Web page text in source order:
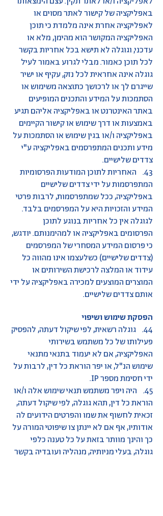
באפליקציה של קישור לאתר מסוים או
לאפליקציה אחרת אינה מלמדת כי תוכן
האפליקציה המקושר הוא מהימן, מלא או
עדכני, וגוגלה לא תישא בכל אחריות בקשר
לכל תוכן כאמור. מבלי לגרוע באמור לעיל
גוגלה אינה אחראית לכל נזק, עקיף או ישיר
שייגרם לך או לרכושך כתוצאה משימוש או
הסתמכות על המידע והתכנים המופיעים
באתר האינטרנט או באפליקציה אליהם תגיע
באמצעות או דרך שימוש או קישור הקיימים
באפליקציה ו/או בגין שימוש או הסתמכות על
מידע ותכנים המתפרסמים באפליקציה ע"י
צדדים שלישיים.
43. האחריות לתוכן המודעות הפרסומיות
המתפרסמות על ידי צדדים שלישיים
באפליקציה, ככל שמתפרסמות, לרבות פרטי
המידע והזכויות היא על המפרסמים בלבד.
לגוגלה אין כל אחריות בנוגע לתוכן
הפרסומים באפליקציה או למהימנותם. יודגש,
כי פרסום המידע המסחרי של המפרסמים
(צדדים שלישיים) כשלעצמו אינו מהווה כל
עידוד או המלצה לרכישת השירותים או
המוצרים המוצעים למכירה באפליקציה על ידי
אותם צדדים שלישיים.
הפסקת שימוש ושיפוי
44. גוגלה רשאית, לפי שיקול דעתה, להפסיק
פעילותו של כל משתמש בשירותי
האפליקציה, אם לא יעמוד בתנאי מתנאי
שימוש הנ"ל, או יפר הוראת כל דין, לרבות על
ידי חסימת מספר IP.
45. היה ויפר משתמש תנאי שימוש אלה ו/או
הוראת כל דין, תהא גוגלה, לפי שיקול דעתה,
זכאית לחשוף את שמו והפרטים הידועים לה
אודותיו, אף אם לא יינתן צו שיפוטי המורה על
כך והינך מוותר בזאת על כל טענה כלפי
גוגלה, בעלי מניותיה, מנהליה ועובדיה בקשר